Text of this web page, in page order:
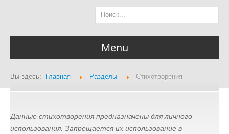
Menu
Главная страница
Вы здесь: Главная Разделы Стихотворения
Данные стихотворения предназначены для личного
использования. Запрещается их использование в